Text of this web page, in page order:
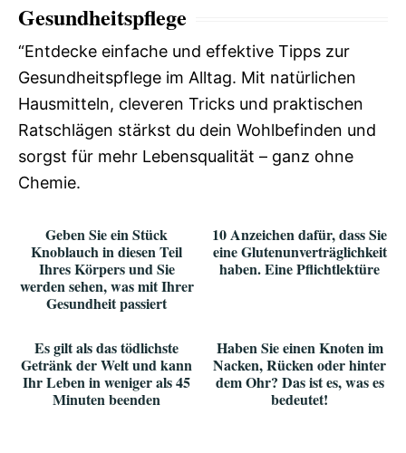
Gesundheitspflege
“Entdecke einfache und effektive Tipps zur
Gesundheitspflege im Alltag. Mit natürlichen
Hausmitteln, cleveren Tricks und praktischen
Ratschlägen stärkst du dein Wohlbefinden und
sorgst für mehr Lebensqualität – ganz ohne
Chemie.
Geben Sie ein Stück
Knoblauch in diesen Teil
Ihres Körpers und Sie
werden sehen, was mit Ihrer
Gesundheit passiert
10 Anzeichen dafür, dass Sie
eine Glutenunverträglichkeit
haben. Eine Pflichtlektüre
Es gilt als das tödlichste
Getränk der Welt und kann
Ihr Leben in weniger als 45
Minuten beenden
Haben Sie einen Knoten im
Nacken, Rücken oder hinter
dem Ohr? Das ist es, was es
bedeutet!